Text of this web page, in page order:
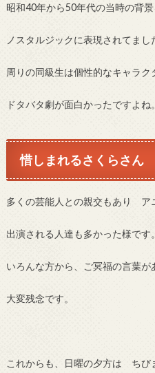
昭和40年から50年代の当時の背
ノスタルジックに表現されてまし
周りの同級生は個性的なキャラ
ドタバタ劇が面白かったですよね。
惜しまれるさくらさん
多くの芸能人との親交もあり ア
出演される人達も多かった様です。
いろんな方から、ご冥福の言葉が
大変残念です。
これからも、日曜の夕方は ちび